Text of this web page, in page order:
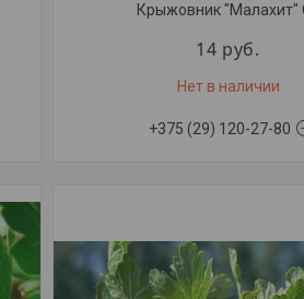
Крыжовник "Малахит"
14 руб.
Нет в наличии
+375 (29) 120-27-80